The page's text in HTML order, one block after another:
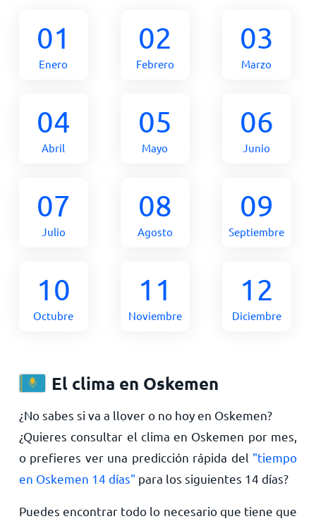
01
Enero
02
Febrero
03
Marzo
04
Abril
05
Mayo
06
Junio
07
Julio
08
Agosto
09
Septiembre
10
Octubre
11
Noviembre
12
Diciembre
El clima en Oskemen
¿No sabes si va a llover o no hoy en Oskemen?
¿Quieres consultar el clima en Oskemen por mes,
o prefieres ver una predicción rápida del "tiempo
en Oskemen 14 días" para los siguientes 14 días?
Puedes encontrar todo lo necesario que tiene que